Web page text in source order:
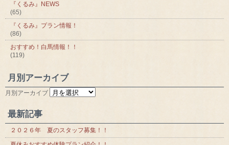
『くるみ』NEWS
(65)
『くるみ』プラン情報！
(86)
おすすめ！白馬情報！！
(119)
月別アーカイブ
月別アーカイブ
最新記事
２０２６年 夏のスタッフ募集！！